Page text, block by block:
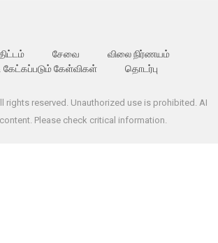
சேவை
விலை நிர்ணயம்
கேட்கப்படும் கேள்விகள்
தொடர்பு
rights reserved. Unauthorized use is prohibited. AI
Please check critical information.